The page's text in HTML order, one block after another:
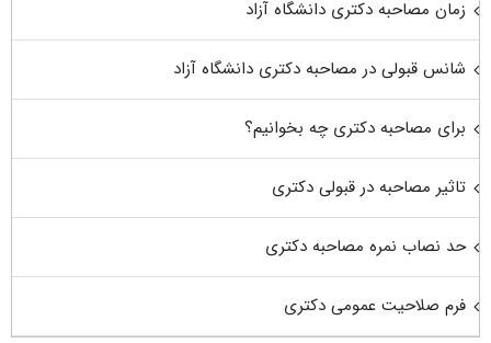
زمان مصاحبه دکتری دانشگاه آزاد
شانس قبولی در مصاحبه دکتری دانشگاه آزاد
برای مصاحبه دکتری چه بخوانیم؟
تاثیر مصاحبه در قبولی دکتری
حد نصاب نمره مصاحبه دکتری
فرم صلاحیت عمومی دکتری